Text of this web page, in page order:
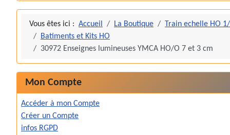
Vous êtes ici : Accueil La Boutique
Train echelle HO
Batiments et Kits HO
30972 Enseignes lumineuses YMCA HO/O 7 et 3 cm
Mon Compte
Accéder à mon Compte
Créer un Compte
infos RGPD